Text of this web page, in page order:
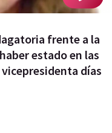
frente a la
estado en las
días